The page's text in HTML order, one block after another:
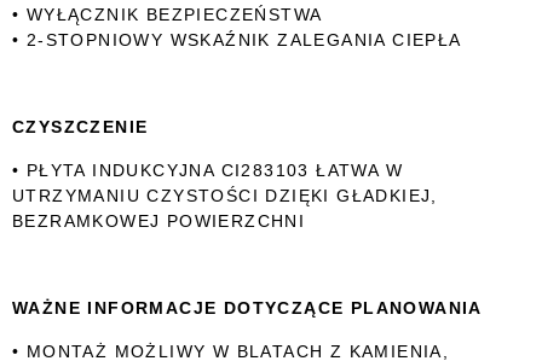
• WYŁĄCZNIK BEZPIECZEŃSTWA
• 2-STOPNIOWY WSKAŹNIK ZALEGANIA CIEPŁA
CZYSZCZENIE
• PŁYTA INDUKCYJNA CI283103 ŁATWA W
UTRZYMANIU CZYSTOŚCI DZIĘKI GŁADKIEJ,
BEZRAMKOWEJ POWIERZCHNI
WAŻNE INFORMACJE DOTYCZĄCE PLANOWANIA
• MONTAŻ MOŻLIWY W BLATACH Z KAMIENIA,